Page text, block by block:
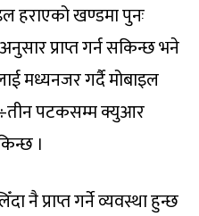
हराएको खण्डमा पुनः
प्राप्त गर्न सकिन्छ भने
मध्यनजर गर्दै मोबाइल
पटकसम्म क्युआर
।
नै प्राप्त गर्ने व्यवस्था हुन्छ